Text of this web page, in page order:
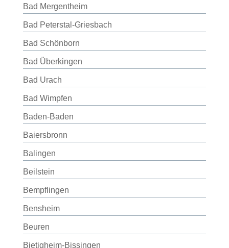
Bad Mergentheim
Bad Peterstal-Griesbach
Bad Schönborn
Bad Überkingen
Bad Urach
Bad Wimpfen
Baden-Baden
Baiersbronn
Balingen
Beilstein
Bempflingen
Bensheim
Beuren
Bietigheim-Bissingen